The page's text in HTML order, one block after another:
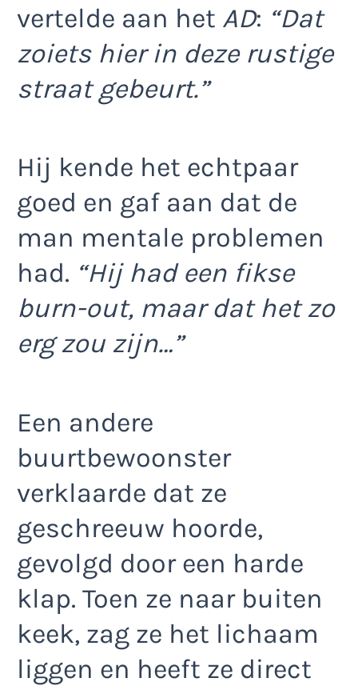
vertelde aan het AD: “Dat
zoiets hier in deze rustige
straat gebeurt.”
Hij kende het echtpaar
goed en gaf aan dat de
man mentale problemen
had. “Hij had een fikse
burn-out, maar dat het zo
erg zou zijn…”
Een andere
buurtbewoonster
verklaarde dat ze
geschreeuw hoorde,
gevolgd door een harde
klap. Toen ze naar buiten
keek, zag ze het lichaam
liggen en heeft ze direct